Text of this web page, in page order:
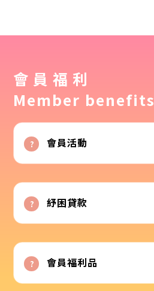
會員福利
Member benefits
會員活動
紓困貸款
會員福利品